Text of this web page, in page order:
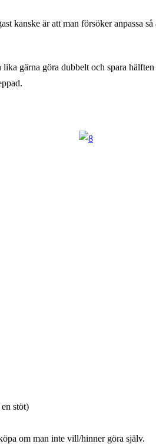
kanske är att man försöker anpassa
gärna göra dubbelt och spara
stöt)
om man inte vill/hinner göra själv.